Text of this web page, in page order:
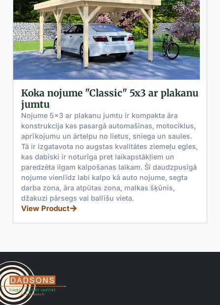
"Classic" 5x3 ar plakanu
jumtu ir kompakta āra
pasargā automašīnas, motociklus,
no lietus, sniega un saules.
augstas kvalitātes ziemeļu egles,
pret laikapstākļiem un
laikam. Šī daudzpusīgā
kalpo kā auto nojume, segta
zona, malkas šķūnis,
vai ballīšu vieta.
Dārza mājiņa
apšuvumu un
mājiņas malām,
Minimālistisks
durvis un logi.
View Product